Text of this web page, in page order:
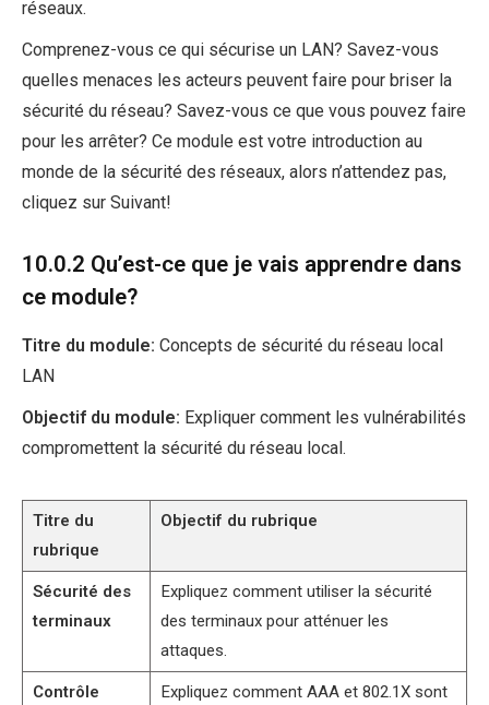
réseaux.
Comprenez-vous ce qui sécurise un LAN? Savez-vous
quelles menaces les acteurs peuvent faire pour briser la
sécurité du réseau? Savez-vous ce que vous pouvez faire
pour les arrêter? Ce module est votre introduction au
monde de la sécurité des réseaux, alors n’attendez pas,
cliquez sur Suivant!
10.0.2 Qu’est-ce que je vais apprendre dans
ce module?
Titre du module: Concepts de sécurité du réseau local
LAN
Objectif du module: Expliquer comment les vulnérabilités
compromettent la sécurité du réseau local.
Titre du
rubrique
Objectif du rubrique
Sécurité des
terminaux
Expliquez comment utiliser la sécurité
des terminaux pour atténuer les
attaques.
Contrôle
Expliquez comment AAA et 802.1X sont